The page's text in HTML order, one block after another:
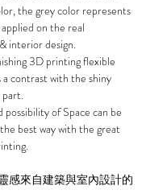
the grey color represents
on the real
interior design.
3D printing flexible
a contrast with the shiny
of Space can be
best way with the great
感來自建築與室內設計的